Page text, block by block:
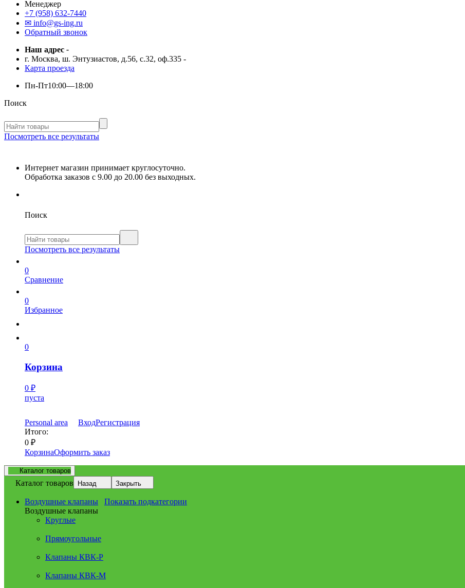
Менеджер
+7 (958) 632-7440
✉ info@gs-ing.ru
Обратный звонок
Наш адрес -
г. Москва, ш. Энтузиастов, д.56, с.32, оф.335 -
Карта проезда
Пн-Пт10:00—18:00
Поиск
Посмотреть все результаты
Интернет магазин принимает круглосуточно.
Обработка заказов с 9.00 до 20.00 без выходных.
Поиск
Посмотреть все результаты
0
Сравнение
0
Избранное
0
Корзина
0 ₽
пуста
Personal area ВходРегистрация
Итого:
0 ₽
КорзинаОформить заказ
Каталог товаров
Каталог товаров Назад Закрыть
Воздушные клапаны
Показать подкатегории
Воздушные клапаны
Круглые
Прямоугольные
Клапаны КВК-Р
Клапаны КВК-М